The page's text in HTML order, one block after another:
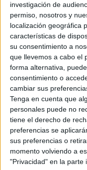
investigación de
permiso, nosotros y
localización geográfica
características de
su consentimiento a
que llevemos a cabo el
forma alternativa,
consentimiento o
cambiar sus
Tenga en cuenta que
personales puede no
tiene el derecho de
preferencias se
sus preferencias o
momento volviendo a
"Privacidad" en la parte
Industrias
Albuñol Título
Diurno
MODALIDAD Presencial
Inicie